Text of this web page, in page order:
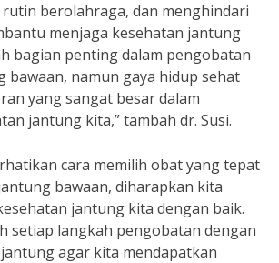
rutin berolahraga, dan menghindari
menjaga kesehatan jantung
bagian penting dalam pengobatan
bawaan, namun gaya hidup sehat
yang sangat besar dalam
jantung kita,” tambah dr. Susi.
cara memilih obat yang tepat
bawaan, diharapkan kita
jantung kita dengan baik.
setiap langkah pengobatan dengan
agar kita mendapatkan